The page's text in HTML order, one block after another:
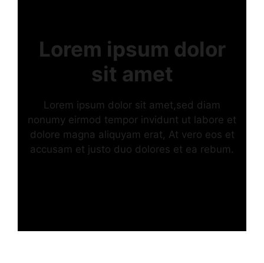
Lorem ipsum dolor
sit amet
Lorem ipsum dolor sit amet,sed diam
nonumy eirmod tempor invidunt ut labore et
dolore magna aliquyam erat, At vero eos et
accusam et justo duo dolores et ea rebum.